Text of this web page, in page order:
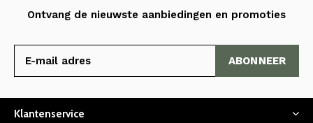
Ontvang de nieuwste aanbiedingen en promoties
ABONNEER
Klantenservice